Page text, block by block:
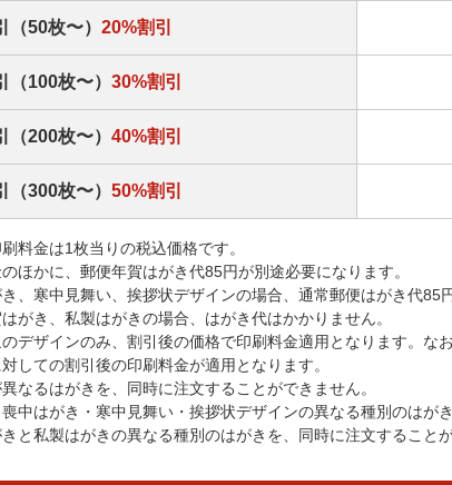
（50枚〜） 20%割引
（100枚〜） 30%割引
（200枚〜） 40%割引
（300枚〜） 50%割引
料金は1枚当りの税込価格です。
ほかに、郵便年賀はがき代85円が別途必要になります。
、寒中見舞い、挨拶状デザインの場合、通常郵便はがき代85
がき、私製はがきの場合、はがき代はかかりません。
デザインのみ、割引後の価格で印刷料金適用となります。な
しての割引後の印刷料金が適用となります。
なるはがきを、同時に注文することができません。
中はがき・寒中見舞い・挨拶状デザインの異なる種別のはが
と私製はがきの異なる種別のはがきを、同時に注文することが